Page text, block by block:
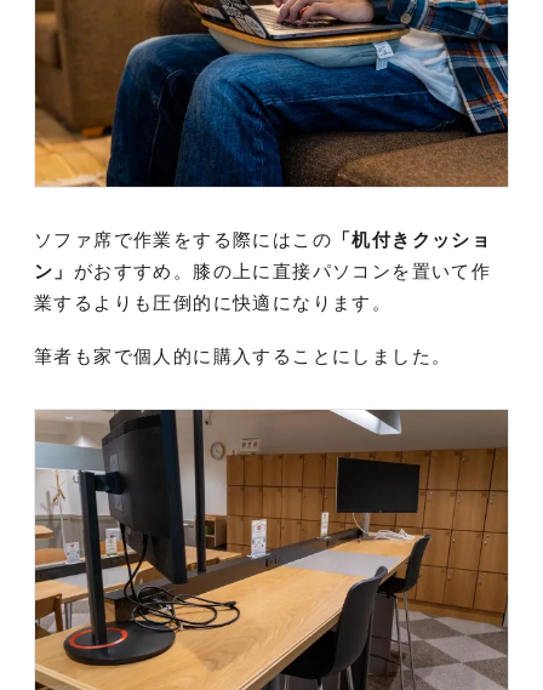
ソファ席で作業をする際にはこの 「机付きクッショ
ン」 がおすすめ。膝の上に直接パソコンを置いて作
業するよりも圧倒的に快適になります。
筆者も家で個人的に購入することにしました。